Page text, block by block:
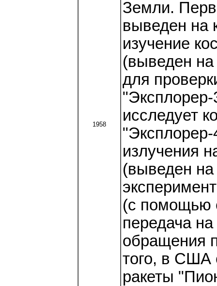
1958
Земли.
выведен на
изучение
(выведен на
для
исследует
"Эксплорер-
излучения
(выведен на
(с помощью
передача
обращения
того, в США
ракеты